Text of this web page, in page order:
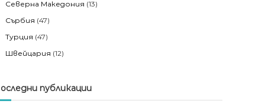
Северна Македония (13)
Сърбия (47)
Турция (47)
Швейцария (12)
публикации